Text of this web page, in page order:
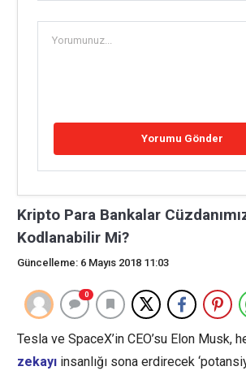
Kripto Para Bankalar
Kodlanabilir Mi?
Güncelleme: 6 Mayıs 2018 11:03
0
Tesla ve SpaceX’in CEO’su Elon Musk,
zekayı insanlığı sona erdirecek